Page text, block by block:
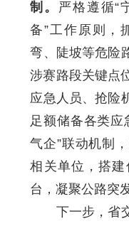
制。 严格遵循“
备”工作原则，
弯、陡坡等危险
涉赛路段关键点
应急人员、抢险
足额储备各类应
气企”联动机制
相关单位，搭
台，凝聚公路突
下一步，省交